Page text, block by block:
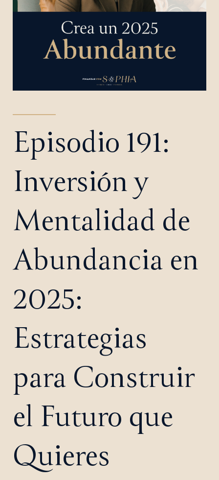
Episodio 191:
Inversión y
Mentalidad de
Abundancia en
2025:
Estrategias
para Construir
el Futuro que
Quieres